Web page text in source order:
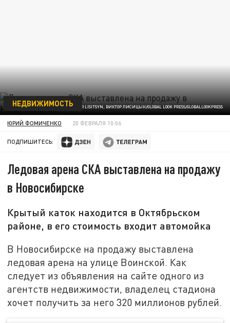
ФОТО: VICTOR LISITSYN, ВИКТОР ЛИСИЦЫН/GLOBAL LOOK PRESS/GLOBALLOOKPRESS
НЕДВИЖИМОСТЬ
ЮРИЙ ФОМИЧЕНКО 20 ФЕВРАЛЯ 10:06
ПОДПИШИТЕСЬ:
Ледовая арена СКА выставлена на продажу
в Новосибирске
Крытый каток находится в Октябрьском
районе, в его стоимость входит автомойка
В Новосибирске на продажу выставлена
ледовая арена на улице Воинской. Как
следует из объявления на сайте одного из
агентств недвижимости, владелец стадиона
хочет получить за него 320 миллионов рублей.